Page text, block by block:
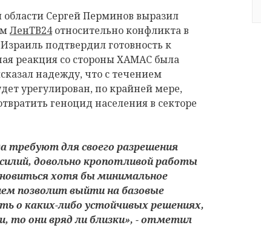
Сергей Перминов выразил
ЛенТВ24относительно конфликта в
подтвердил готовность к
реакция со стороны ХАМАС была
надежду, что с течением
урегулирован, по крайней мере,
геноцид населения в секторе
требуют для своего разрешения
довольно кропотливой работы
хотя бы минимальное
позволит выйти на базовые
о каких-либо устойчивых решениях,
то они вряд ли близки», - отметил